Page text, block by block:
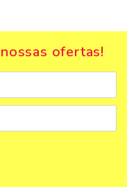
ofertas!